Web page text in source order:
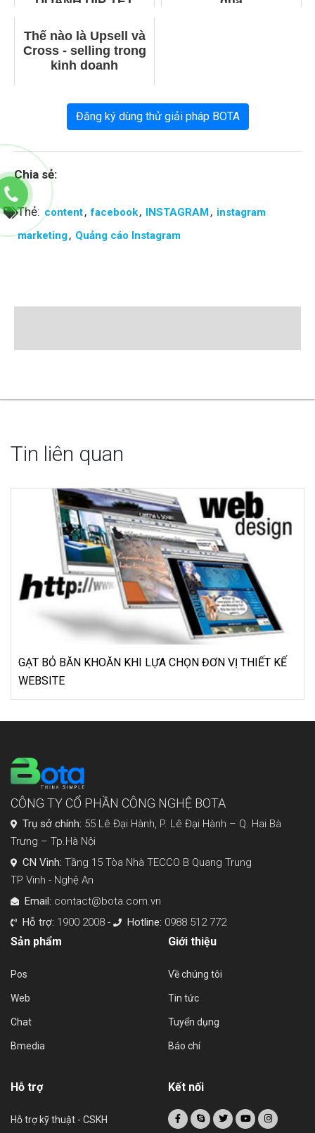
Thế nào là Upsell và
Cross - selling trong
kinh doanh
Đăng ký dùng thử giải pháp BOTA
Chia sẻ:
Thẻ: content, facebook, INSTAGRAM, instagram
marketing, Quảng cáo Instagram
Tin liên quan
GẠT BỎ BĂN KHOĂN KHI LỰA CHỌN ĐƠN VỊ THIẾT KẾ
WEBSITE
CÔNG TY CỔ PHẦN CÔNG NGHỆ BOTA
Trụ sở chính: 55 Lê Đại Hành, P. Lê Đại Hành – Q. Hai Bà
Trưng – Tp.Hà Nội
CN Vinh: Tầng 15 Tòa Nhà TECCO B Quang Trung
TP Vinh - Nghệ An
Email: contact@bota.com.vn
Hỗ trợ: 1900 2008 - Hotline: 0988 512 772
Sản phẩm
Pos
Web
Chat
Bmedia
Giới thiệu
Về chúng tôi
Tin tức
Tuyển dụng
Báo chí
Hỗ trợ
Hỗ trợ kỹ thuật - CSKH
Kết nối